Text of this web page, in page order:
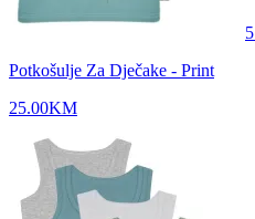
5
Potkošulje Za Dječake - Print
25.00KM